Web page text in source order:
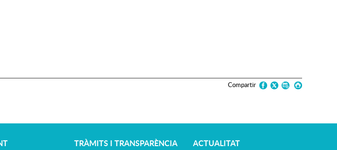
Compartir
TRÀMITS I TRANSPARÈNCIA ACTUALITAT